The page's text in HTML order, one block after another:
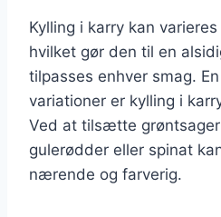
Kylling i karry kan
hvilket gør den til en
tilpasses enhver smag.
variationer er kylling i
Ved at tilsætte
gulerødder eller spinat
nærende og farverig.